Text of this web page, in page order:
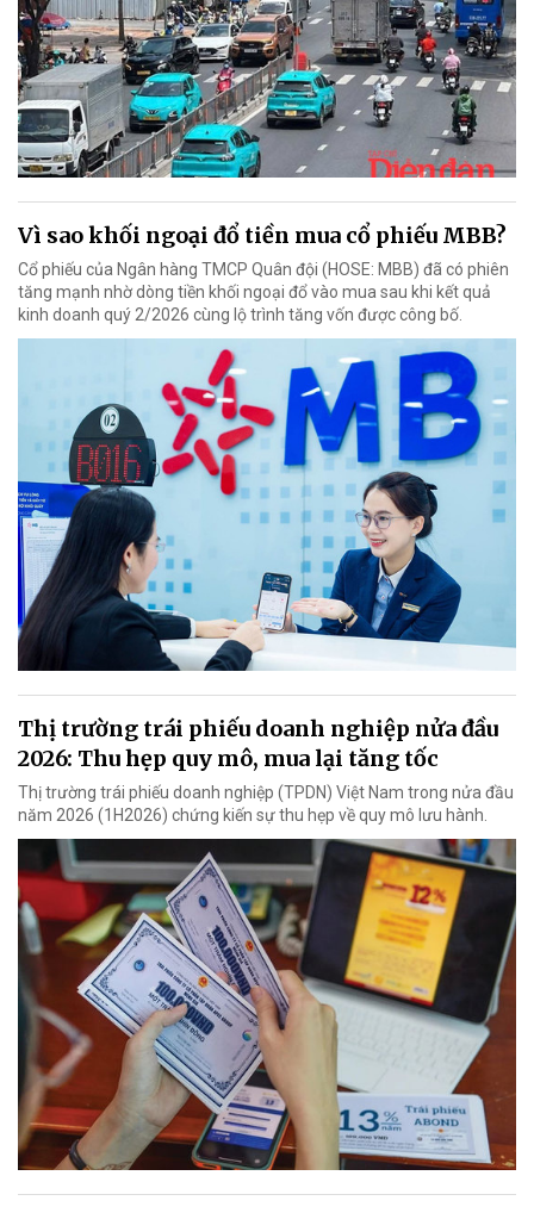
Vì sao khối ngoại đổ tiền mua cổ phiếu MBB?
Cổ phiếu của Ngân hàng TMCP Quân đội (HOSE: MBB) đã có phiên
tăng mạnh nhờ dòng tiền khối ngoại đổ vào mua sau khi kết quả
kinh doanh quý 2/2026 cùng lộ trình tăng vốn được công bố.
Thị trường trái phiếu doanh nghiệp nửa đầu
2026: Thu hẹp quy mô, mua lại tăng tốc
Thị trường trái phiếu doanh nghiệp (TPDN) Việt Nam trong nửa đầu
năm 2026 (1H2026) chứng kiến sự thu hẹp về quy mô lưu hành.